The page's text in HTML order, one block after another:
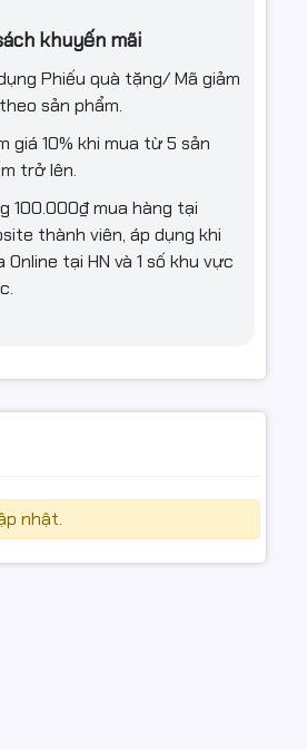
khuyến mãi
Phiếu quà tặng/ Mã giảm
sản phẩm.
giá 10% khi mua từ 5 sản
trở lên.
100.000₫ mua hàng tại
thành viên, áp dụng khi
Online tại HN và 1 số khu vực
nhật.